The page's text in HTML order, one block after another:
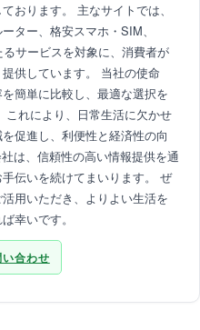
おります。 主なサイトでは、
ター、格安スマホ・SIM、
サービスを対象に、消費者が
供しています。 当社の使命
簡単に比較し、最適な選択を
れにより、日常生活に欠かせ
促進し、利便性と経済性の向
は、信頼性の高い情報提供を通
伝いを続けてまいります。 ぜ
用いただき、よりよい生活を
幸いです。
い合わせ